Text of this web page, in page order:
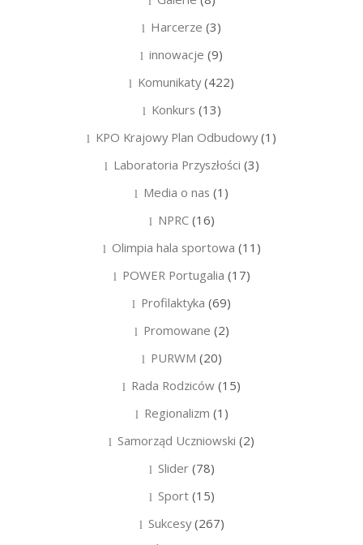
Harcerze (3)
innowacje (9)
Komunikaty(422)
Konkurs (13)
KPO Krajowy Plan Odbudowy(1)
Laboratoria Przyszłości (3)
Media o nas (1)
NPRC(16)
Olimpia hala sportowa (11)
POWER Portugalia (17)
Profilaktyka (69)
Promowane (2)
PURWM (20)
Rada Rodziców (15)
Regionalizm (1)
Samorząd Uczniowski (2)
Slider(78)
Sport(15)
Sukcesy(267)